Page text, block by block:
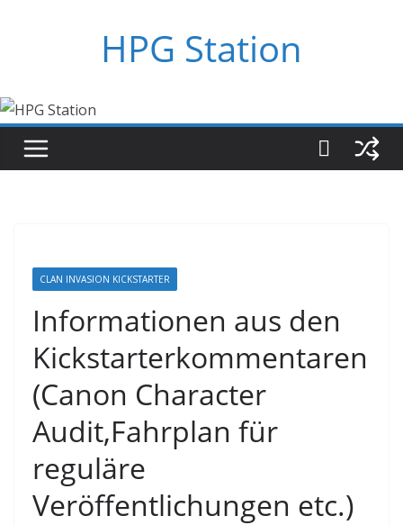
HPG Station
CLAN INVASION KICKSTARTER
Informationen aus den
Kickstarterkommentaren
(Canon Character
Audit,Fahrplan für
reguläre
Veröffentlichungen etc.)